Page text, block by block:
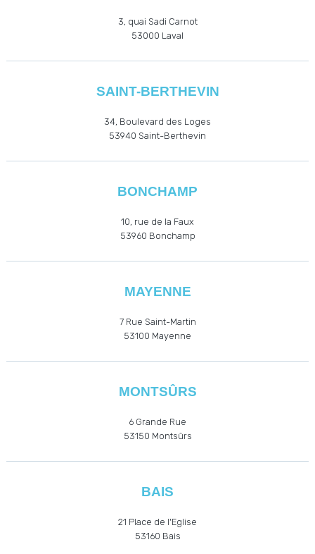
3, quai Sadi Carnot
53000 Laval
SAINT-BERTHEVIN
34, Boulevard des Loges
53940 Saint-Berthevin
BONCHAMP
10, rue de la Faux
53960 Bonchamp
MAYENNE
7 Rue Saint-Martin
53100 Mayenne
MONTSÛRS
6 Grande Rue
53150 Montsûrs
BAIS
21 Place de l'Eglise
53160 Bais